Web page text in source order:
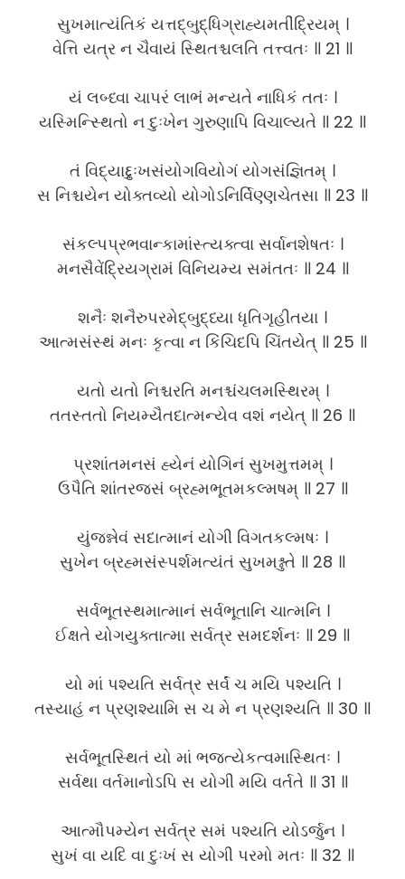
સુખમાત્યંતિકં યત્તદ્બુદ્ધિગ્રાહ્યમતીંદ્રિયમ્ ।
વેત્તિ યત્ર ન ચૈવાયં સ્થિતશ્ચલતિ તત્ત્વતઃ ॥ 21 ॥
યં લબ્ધ્વા ચાપરં લાભં મન્યતે નાધિકં તતઃ ।
યસ્મિન્સ્થિતો ન દુઃખેન ગુરુણાપિ વિચાલ્યતે ॥ 22 ॥
તં વિદ્યાદ્દુઃખસંયોગવિયોગં યોગસંજ્ઞિતમ્ ।
સ નિશ્ચયેન યોક્તવ્યો યોગોઽનિર્વિણ્ણચેતસા ॥ 23 ॥
સંકલ્પપ્રભવાન્કામાંસ્ત્યક્ત્વા સર્વાનશેષતઃ ।
મનસૈવેંદ્રિયગ્રામં વિનિયમ્ય સમંતતઃ ॥ 24 ॥
શનૈઃ શનૈરુપરમેદ્બુદ્ધ્યા ધૃતિગૃહીતયા ।
આત્મસંસ્થં મનઃ કૃત્વા ન કિંચિદપિ ચિંતયેત્ ॥ 25 ॥
યતો યતો નિશ્ચરતિ મનશ્ચંચલમસ્થિરમ્ ।
તતસ્તતો નિયમ્યૈતદાત્મન્યેવ વશં નયેત્ ॥ 26 ॥
પ્રશાંતમનસં હ્યેનં યોગિનં સુખમુત્તમમ્ ।
ઉપૈતિ શાંતરજસં બ્રહ્મભૂતમકલ્મષમ્ ॥ 27 ॥
યુંજન્નેવં સદાત્માનં યોગી વિગતકલ્મષઃ ।
સુખેન બ્રહ્મસંસ્પર્શમત્યંતં સુખમશ્નુતે ॥ 28 ॥
સર્વભૂતસ્થમાત્માનં સર્વભૂતાનિ ચાત્મનિ ।
ઈક્ષતે યોગયુક્તાત્મા સર્વત્ર સમદર્શનઃ ॥ 29 ॥
યો માં પશ્યતિ સર્વત્ર સર્વં ચ મયિ પશ્યતિ ।
તસ્યાહં ન પ્રણશ્યામિ સ ચ મે ન પ્રણશ્યતિ ॥ 30 ॥
સર્વભૂતસ્થિતં યો માં ભજત્યેકત્વમાસ્થિતઃ ।
સર્વથા વર્તમાનોઽપિ સ યોગી મયિ વર્તતે ॥ 31 ॥
આત્મૌપમ્યેન સર્વત્ર સમં પશ્યતિ યોઽર્જુન ।
સુખં વા યદિ વા દુઃખં સ યોગી પરમો મતઃ ॥ 32 ॥